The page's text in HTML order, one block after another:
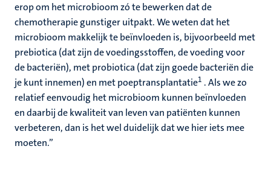
erop om het microbioom zó te bewerken dat de
chemotherapie gunstiger uitpakt. We weten dat het
microbioom makkelijk te beïnvloeden is, bijvoorbeeld met
prebiotica (dat zijn de voedingsstoffen, de voeding voor
de bacteriën), met probiotica (dat zijn goede bacteriën die
je kunt innemen) en met poeptransplantatie1 . Als we zo
relatief eenvoudig het microbioom kunnen beïnvloeden
en daarbij de kwaliteit van leven van patiënten kunnen
verbeteren, dan is het wel duidelijk dat we hier iets mee
moeten.”